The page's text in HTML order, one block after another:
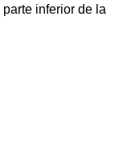
inferior de la